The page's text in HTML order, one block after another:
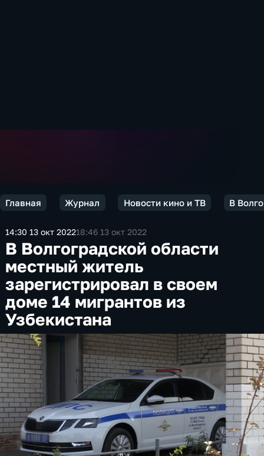
Главная Журнал Новости кино и ТВ В
14:30 13 окт 202218:46 13 окт 2022
В Волгоградской области
местный житель
зарегистрировал в своем
доме 14 мигрантов из
Узбекистана